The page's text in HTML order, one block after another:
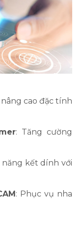
cao đặc tính
: Tăng cường
năng kết dính với
: Phục vụ nha